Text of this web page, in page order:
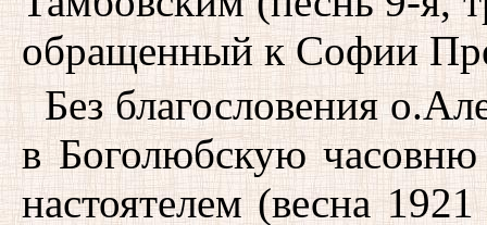
обращенный к Софии
Без благословения
в Боголюбскую часовню
настоятелем (весна